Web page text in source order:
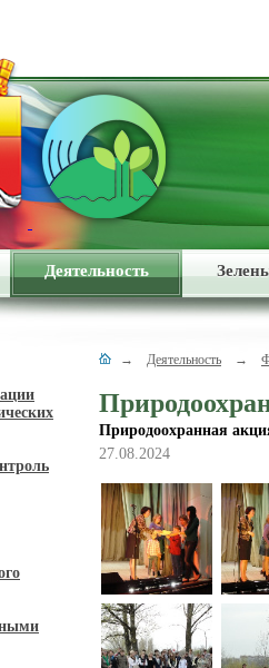
Деятельность
→ Деятельность →
Природоохранная
27.08.2024